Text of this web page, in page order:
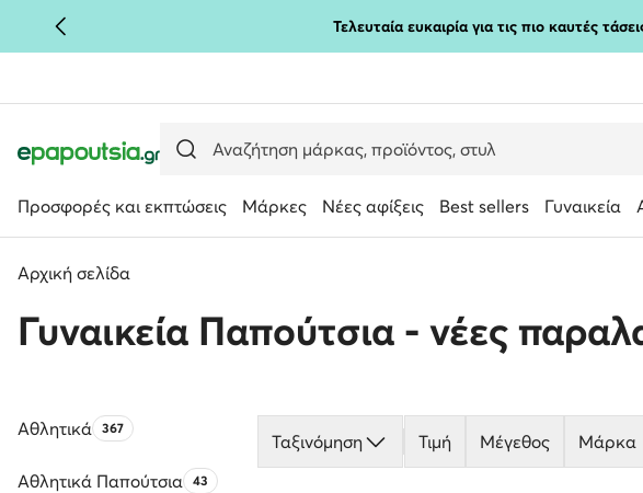
ΜΕΤΆΒΑΣΗ ΣΤΟ ΚΎΡΙΟ ΠΕΡΙΕΧΌΜΕΝΟΤελευταία ευκαιρία για τις πιο καυτές
Προσφορές και εκπτώσεις Μάρκες Νέες αφίξεις Best sellers Γυναικεία
Αρχική σελίδα
Γυναικεία Παπούτσια - νέες
ΑθλητικάΑριθμός προϊόντων:
367
Αθλητικά ΠαπούτσιαΑριθμός προϊόντων:
43
Ταξινόμηση Τιμή Μέγεθος Μάρκα